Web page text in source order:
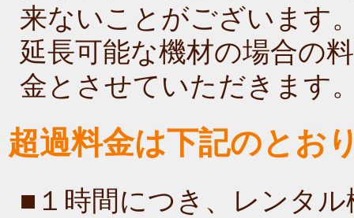
来ないことがございます
延長可能な機材の場合の
金とさせていただきます
超過料金は下記のとお
■１時間につき、レンタ